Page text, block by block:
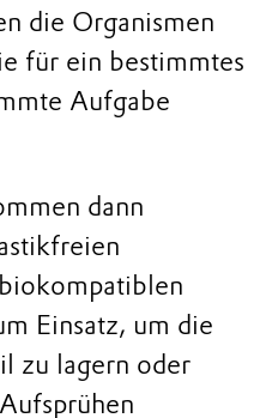
die Organismen
für ein bestimmtes
Aufgabe
dann
Einsatz, um die
zu lagern oder